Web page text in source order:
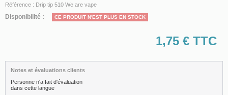
Référence : Drip tip 510 We are vape
Disponibilité : CE PRODUIT N'EST PLUS EN STOCK
1,75 € TTC
Notes et évaluations clients
Personne n'a fait d'évaluation
dans cette langue